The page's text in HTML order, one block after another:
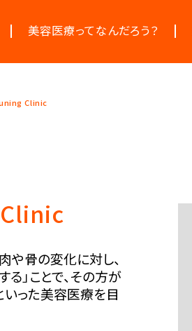
美容医療ってなんだろう？
Clinic
や骨の変化に対し、
る」ことで、その方が
った美容医療を目